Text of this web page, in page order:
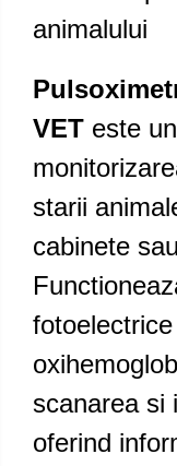
animalului
VET este
starii
cabinete
scanarea si
oferind